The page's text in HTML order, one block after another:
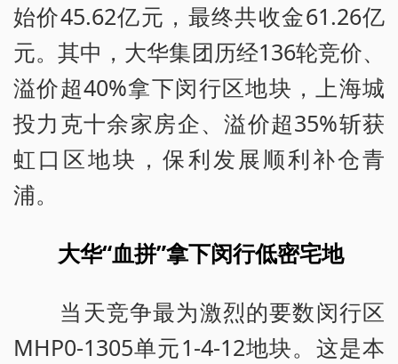
始价45.62亿元，最终共收金61.26亿
元。其中，大华集团历经136轮竞价、
溢价超40%拿下闵行区地块，上海城
投力克十余家房企、溢价超35%斩获
虹口区地块，保利发展顺利补仓青
浦。
大华“血拼”拿下闵行低密宅地
当天竞争最为激烈的要数闵行区
MHP0-1305单元1-4-12地块。这是本